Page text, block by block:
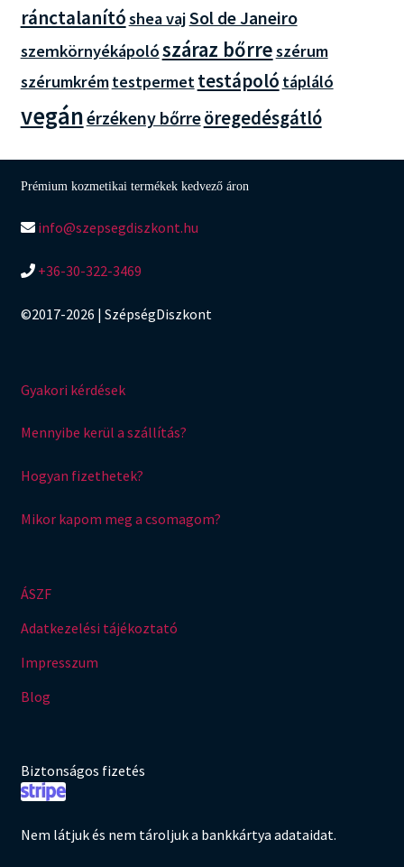
ránctalanítóshea vajSol de Janeiro
szemkörnyékápolószáraz bőrreszérum
szérumkrémtestpermettestápoló tápláló
vegánérzékeny bőrreöregedésgátló
Prémium kozmetikai termékek kedvező áron
info@szepsegdiszkont.hu
+36-30-322-3469
©2017-2026 | SzépségDiszkont
Gyakori kérdések
Mennyibe kerül a szállítás?
Hogyan fizethetek?
Mikor kapom meg a csomagom?
ÁSZF
Adatkezelési tájékoztató
Impresszum
Blog
Biztonságos fizetés
Nem látjuk és nem tároljuk a bankkártya adataidat.